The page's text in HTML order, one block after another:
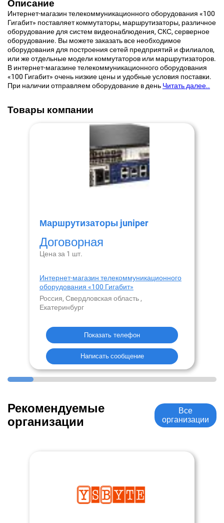
Описание
Интернет-магазин телекоммуникационного оборудования «100
Гигабит» поставляет коммутаторы, маршрутизаторы, различное
оборудование для систем видеонаблюдения, СКС, серверное
оборудование. Вы можете заказать все необходимое
оборудования для построения сетей предприятий и филиалов,
или же отдельные модели коммутаторов или маршрутизаторов.
В интернет-магазине телекоммуникационного оборудования
«100 Гигабит» очень низкие цены и удобные условия поставки.
При наличии отправляем оборудование в день Читать далее..
Товары компании
Маршрутизаторы juniper
Договорная
Цена за 1 шт.
Интернет-магазин телекоммуникационного
оборудования «100 Гигабит»
Россия, Свердловская область ,
Екатеринбург
Показать телефон
Написать сообщение
Рекомендуемые
организации
Все
организации